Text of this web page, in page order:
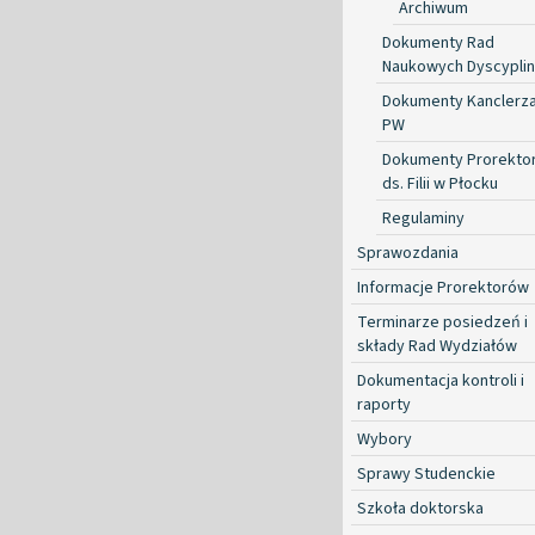
Archiwum
Dokumenty Rad
Naukowych Dyscyplin
Dokumenty
PW
Dokumenty
ds. Filii w Płocku
Regulaminy
Sprawozdania
Informacje Prorektorów
Terminarze posiedzeń i
składy Rad Wydziałów
Dokumentacja kontroli i
raporty
Wybory
Sprawy Studenckie
Szkoła doktorska